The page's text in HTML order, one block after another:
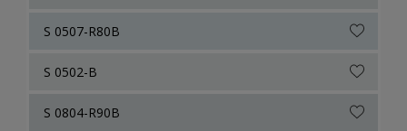
S 0507-R80B
S 0502-B
S 0804-R90B